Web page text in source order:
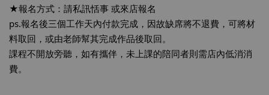
★報名方式：請私訊恬事 或來店報名
ps.報名後三個工作天內付款完成，因故缺席將不退費，可將材
料取回，或由老師幫其完成作品後取回。
課程不開放旁聽，如有攜伴，未上課的陪同者則需店內低消消
費。